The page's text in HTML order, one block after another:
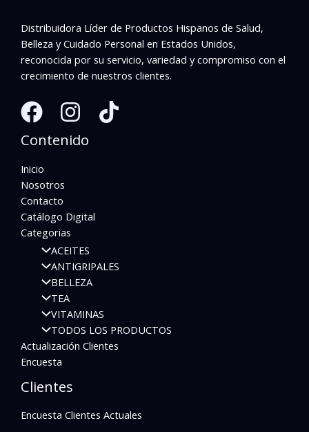
Distribuidora Líder de Productos Hispanos de Salud,
Belleza y Cuidado Personal en Estados Unidos,
reconocida por su servicio, variedad y compromiso con el
crecimiento de nuestros clientes.
Contenido
Inicio
Nosotros
Contacto
Catálogo Digital
Categorias
ACEITES
ANTIGRIPALES
BELLEZA
TEA
VITAMINAS
TODOS LOS PRODUCTOS
Actualización Clientes
Encuesta
Clientes
Encuesta Clientes Actuales